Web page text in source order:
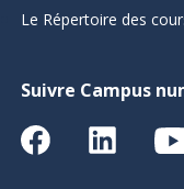
Le Répertoire des
Suivre Campus